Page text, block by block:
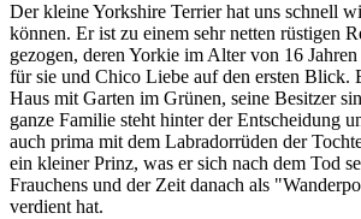
Der kleine Yorkshire Terrier hat uns schnell
können. Er ist zu einem sehr netten rüstigen
gezogen, deren Yorkie im Alter von 16
für sie und Chico Liebe auf den ersten Blick.
Haus mit Garten im Grünen, seine Besitzer
ganze Familie steht hinter der Entscheidung
auch prima mit dem Labradorrüden der
ein kleiner Prinz, was er sich nach dem Tod
Frauchens und der Zeit danach als
verdient hat.